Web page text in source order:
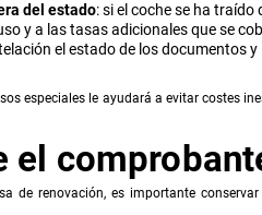
del estado: si el coche se ha
y a las tasas adicionales que se
el estado de los documentos
especiales le ayudará a evitar costes
el
de renovación, es importante